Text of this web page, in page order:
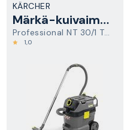
KÄRCHER
Märkä-kuivaimuri
Professional NT 30/1 Tact
1,0